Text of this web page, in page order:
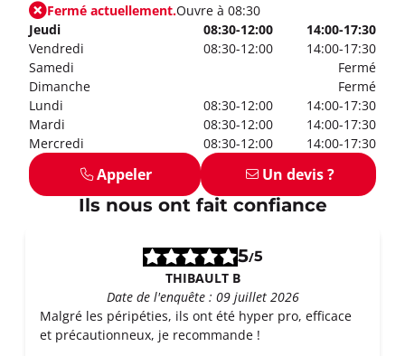
Fermé actuellement.Ouvre à 08:30
Jeudi
08:30-12:00
14:00-17:30
Vendredi
08:30-12:00
14:00-17:30
Samedi
Fermé
Dimanche
Fermé
Lundi
08:30-12:00
14:00-17:30
Mardi
08:30-12:00
14:00-17:30
Mercredi
08:30-12:00 14:00-17:30
Appeler Un devis ?
Ils nous ont fait confiance
5/5
THIBAULT B
Date de l'enquête : 09 juillet 2026
Malgré les péripéties, ils ont été hyper pro, efficace
et précautionneux, je recommande !